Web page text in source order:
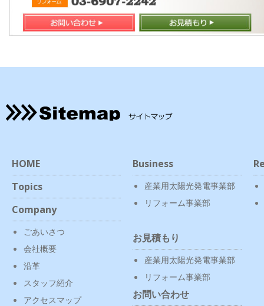
HOME
Topics
Company
ごあいさつ
会社概要
沿革
スタッフ紹介
アクセスマップ
Business
産業用太陽光発電事業部
リフォーム事業部
お見積もり
産業用太陽光発電事業部
リフォーム事業部
お問い合わせ